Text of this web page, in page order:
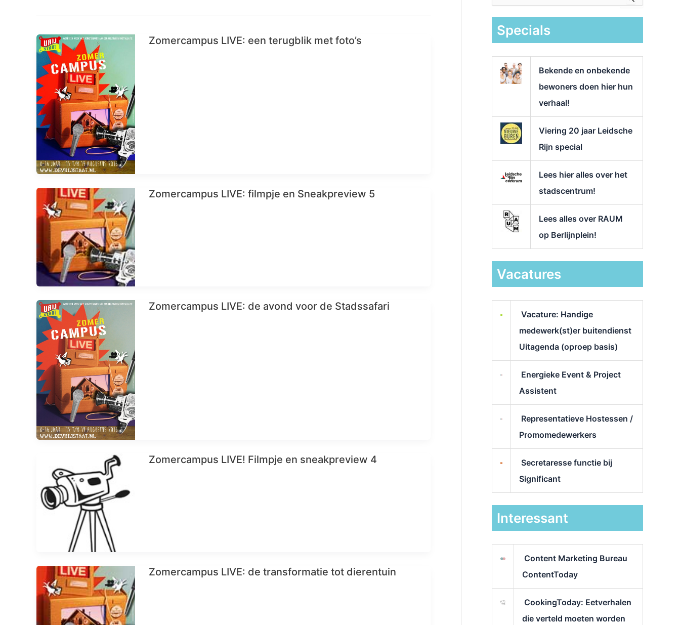
Zomercampus LIVE: een terugblik met foto’s
Zomercampus LIVE: filmpje en Sneakpreview 5
Zomercampus LIVE: de avond voor de Stadssafari
Zomercampus LIVE! Filmpje en sneakpreview 4
Zomercampus LIVE: de transformatie tot dierentuin
k
Specials
Bekende en onbekende
bewoners doen hier hun
verhaal!
Viering 20 jaar Leidsche
Rijn special
Lees hier alles over het
stadscentrum!
Lees alles over RAUM
op Berlijnplein!
Vacatures
Vacature: Handige
medewerk(st)er buitendienst
Uitagenda (oproep basis)
Energieke Event & Project
Assistent
Representatieve Hostessen /
Promomedewerkers
Secretaresse functie bij
Significant
Interessant
Content Marketing Bureau
ContentToday
CookingToday: Eetverhalen
die verteld moeten worden